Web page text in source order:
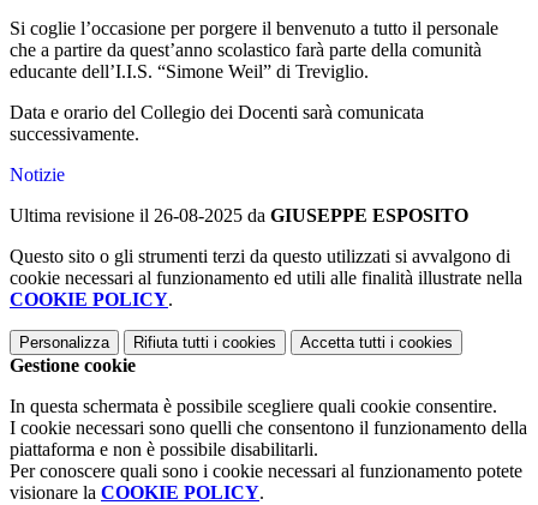
Si coglie l’occasione per porgere il benvenuto a tutto il personale
che a partire da quest’anno scolastico farà parte della comunità
educante dell’I.I.S. “Simone Weil” di Treviglio.
Data e orario del Collegio dei Docenti sarà comunicata
successivamente.
Notizie
Ultima revisione il 26-08-2025 da GIUSEPPE ESPOSITO
Questo sito o gli strumenti terzi da questo utilizzati si avvalgono di
cookie necessari al funzionamento ed utili alle finalità illustrate nella
COOKIE POLICY.
Personalizza Rifiuta tutti i cookies Accetta tutti i cookies
Gestione cookie
In questa schermata è possibile scegliere quali cookie consentire.
I cookie necessari sono quelli che consentono il funzionamento della
piattaforma e non è possibile disabilitarli.
Per conoscere quali sono i cookie necessari al funzionamento potete
visionare la COOKIE POLICY.